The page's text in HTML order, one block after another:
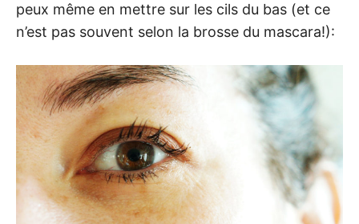
peux même en mettre sur les cils du bas (et ce
n’est pas souvent selon la brosse du mascara!):